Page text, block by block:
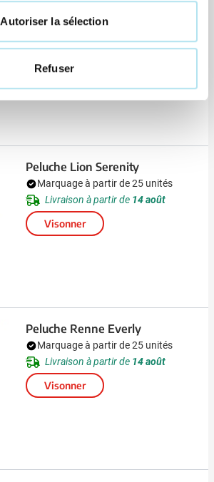
Autoriser la sélection
Refuser
Peluche Graduate Magnus
Marquage à partir de 9 unités
Visonner
Peluche Lion Serenity
Marquage à partir de 25 unités
Livraison à partir de 14 août
Visonner
Peluche Renne Everly
Marquage à partir de 25 unités
Livraison à partir de 14 août
Visonner